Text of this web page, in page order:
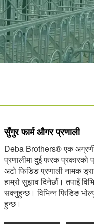
सुँगुर फार्म औगर प्रणाली
Deba Brothers® एक अग्रणी
प्रणालीमा दुई फरक
अटो फिडिङ प्रणाली नामक
हाम्रो सुझाव दिनेछौं। तपाइँ
सक्नुहुन्छ। विभिन्न फिडिङ
हुन्छ।